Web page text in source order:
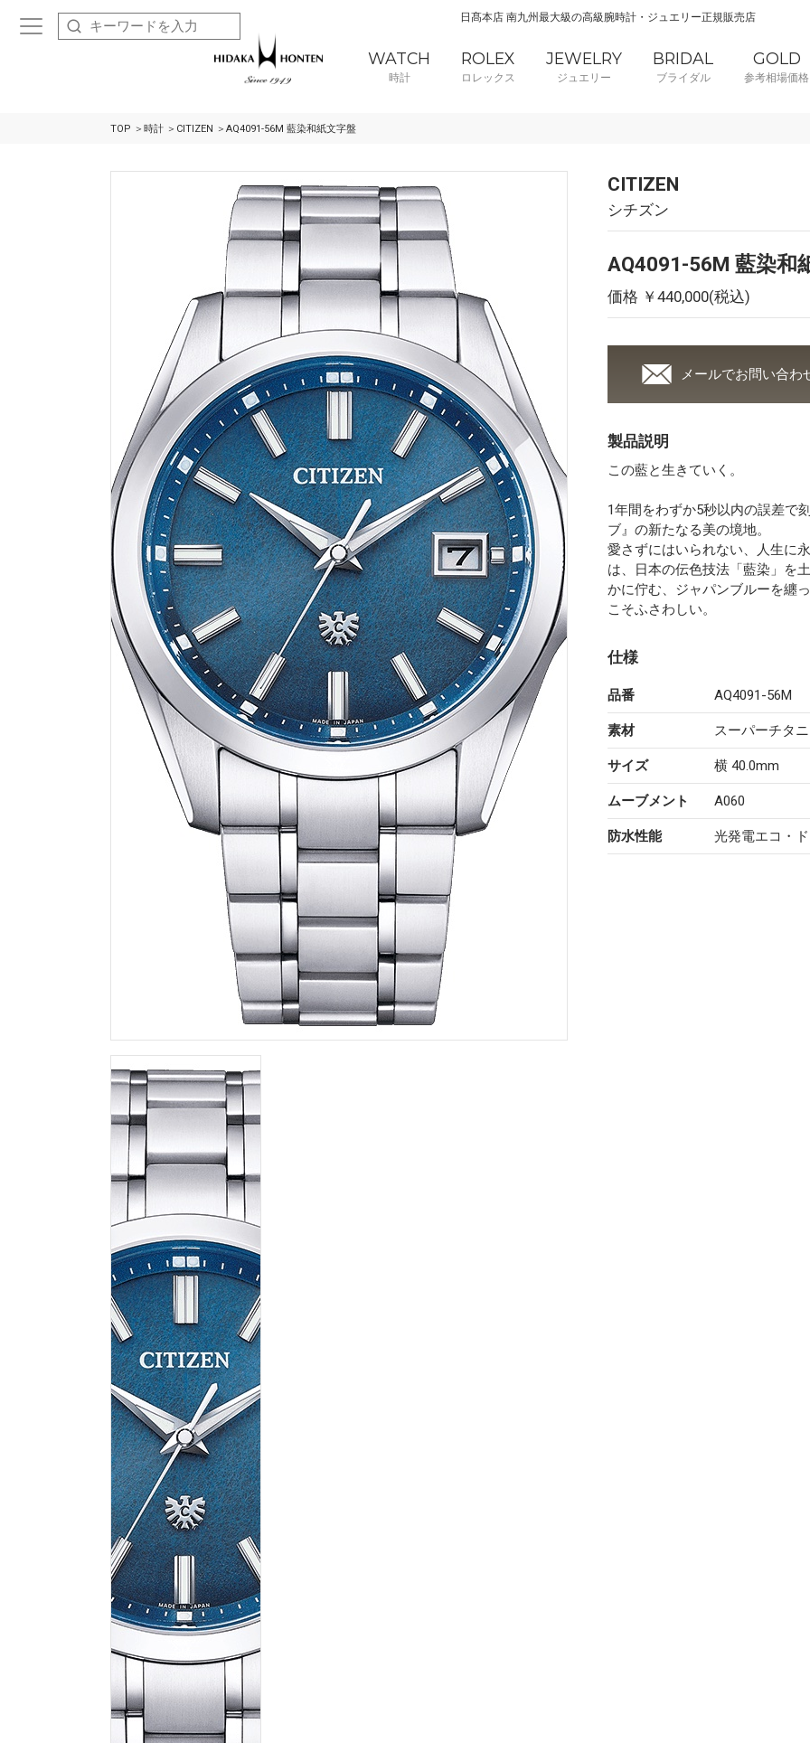
日髙本店 南九州最大級の高級腕時計・ジュエリー正規販売店
WATCH
時計
ROLEX
ロレックス
JEWELRY
ジュエリー
BRIDAL
ブライダル
GOLD
参考相場価格
TOP 時計 CITIZEN AQ4091-56M 藍染和紙文字盤
CITIZEN
シチズン
AQ4091-56M 藍染和
価格 ￥440,000(税込)
メールでお問い合わ
製品説明
この藍と生きていく。
1年間をわずか5秒以内の誤差で
ブ』の新たなる美の境地。
愛さずにはいられない、人生に
は、日本の伝色技法「藍染」を
かに佇む、ジャパンブルーを纏
こそふさわしい。
仕様
品番 AQ4091-56M
素材 スーパーチタ
サイズ 横 40.0mm
ムーブメント A060
防水性能 光発電エコ・